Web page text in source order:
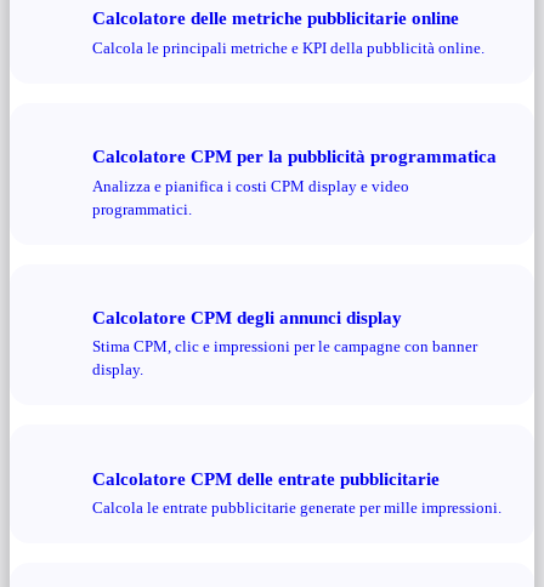
Calcolatore delle metriche pubblicitarie online
Calcola le principali metriche e KPI della pubblicità online.
Calcolatore CPM per la pubblicità programmatica
Analizza e pianifica i costi CPM display e video
programmatici.
Calcolatore CPM degli annunci display
Stima CPM, clic e impressioni per le campagne con banner
display.
Calcolatore CPM delle entrate pubblicitarie
Calcola le entrate pubblicitarie generate per mille impressioni.